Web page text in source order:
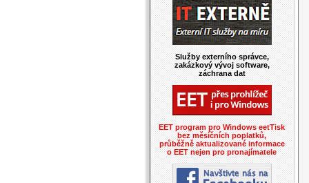
Služby externího správce,
zakázkový vývoj software,
záchrana dat
EET program pro Windows eetTisk
bez měsíčních poplatků,
průběžně aktualizované informace
o EET nejen pro pronajímatele